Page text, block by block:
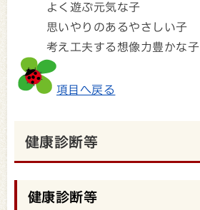
よく遊ぶ元気な子
思いやりのあるやさしい子
考え工夫する想像力豊かな子
項目へ戻る
健康診断等
健康診断等